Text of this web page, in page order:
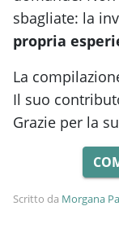
sbagliate: la
propria
La
Il suo
Grazie per la
Scritto da Morgana